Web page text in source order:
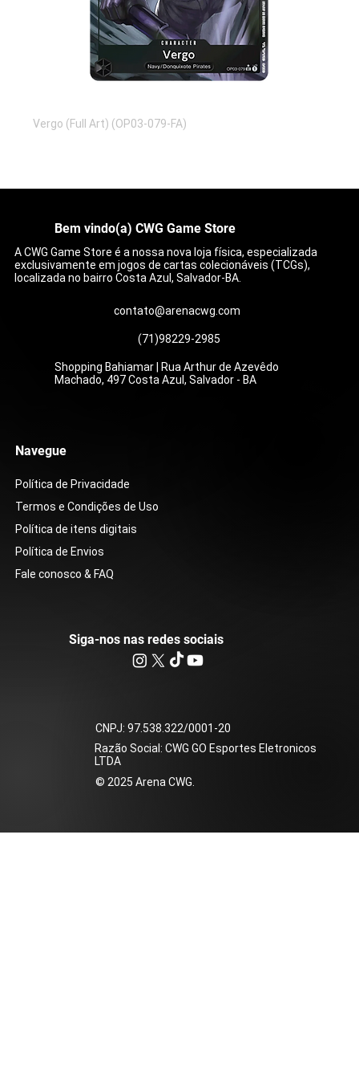
Vergo (Full Art) (OP03-079-FA)
Bem vindo(a) CWG Game Store
A CWG Game Store é a nossa nova loja física, especializada
exclusivamente em jogos de cartas colecionáveis (TCGs),
localizada no bairro Costa Azul, Salvador-BA.
contato@arenacwg.com
(71)98229-2985
Shopping Bahiamar | Rua Arthur de Azevêdo
Machado, 497 Costa Azul, Salvador - BA
Navegue
Política de Privacidade
Termos e Condições de Uso
Política de itens digitais
Política de Envios
Fale conosco & FAQ
Siga-nos nas redes sociais
​CNPJ: 97.538.322/0001-20
Razão Social: CWG GO Esportes Eletronicos
LTDA
​© 2025 Arena CWG.